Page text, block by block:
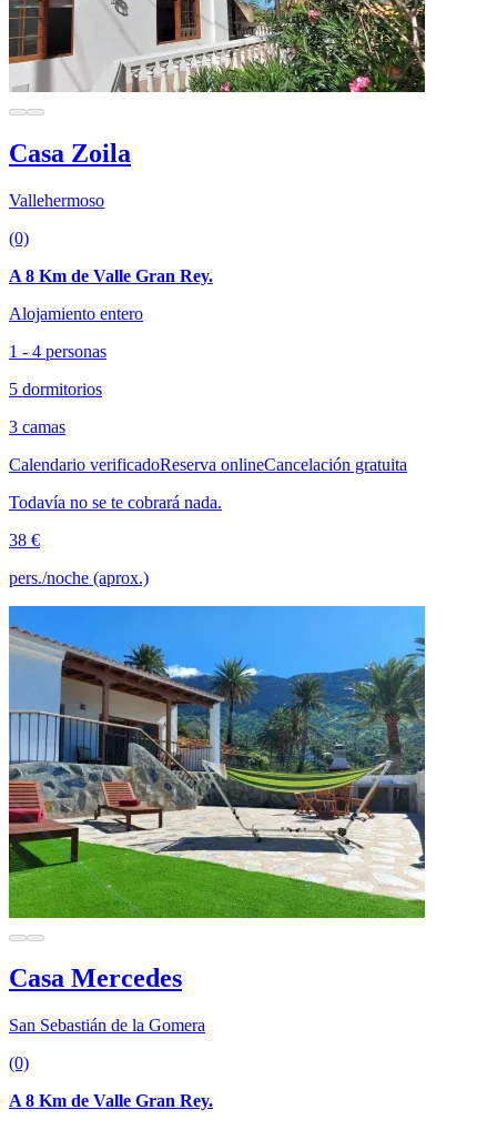
Casa Zoila
Vallehermoso
(0)
A 8 Km de Valle Gran Rey.
Alojamiento entero
1 - 4 personas
5 dormitorios
3 camas
Calendario verificadoReserva onlineCancelación gratuita
Todavía no se te cobrará nada.
38 €
pers./noche (aprox.)
Casa Mercedes
San Sebastián de la Gomera
(0)
A 8 Km de Valle Gran Rey.